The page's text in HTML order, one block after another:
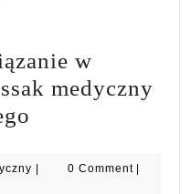
w
medyczny
wmedyczny
| 0 Comment |